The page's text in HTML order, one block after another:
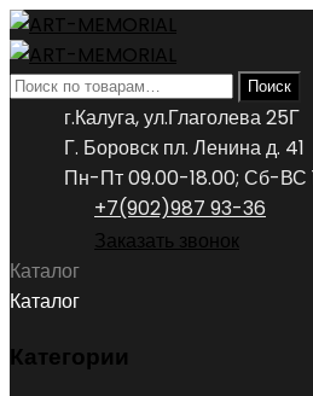
Искать: Поиск
г.Калуга, ул.Глаголева 25Г
Г. Боровск пл. Ленина д. 41
Пн-Пт 09.00-18.00; Сб-ВС
+7(902)987 93-36
Заказать звонок
Каталог
Каталог
Категории